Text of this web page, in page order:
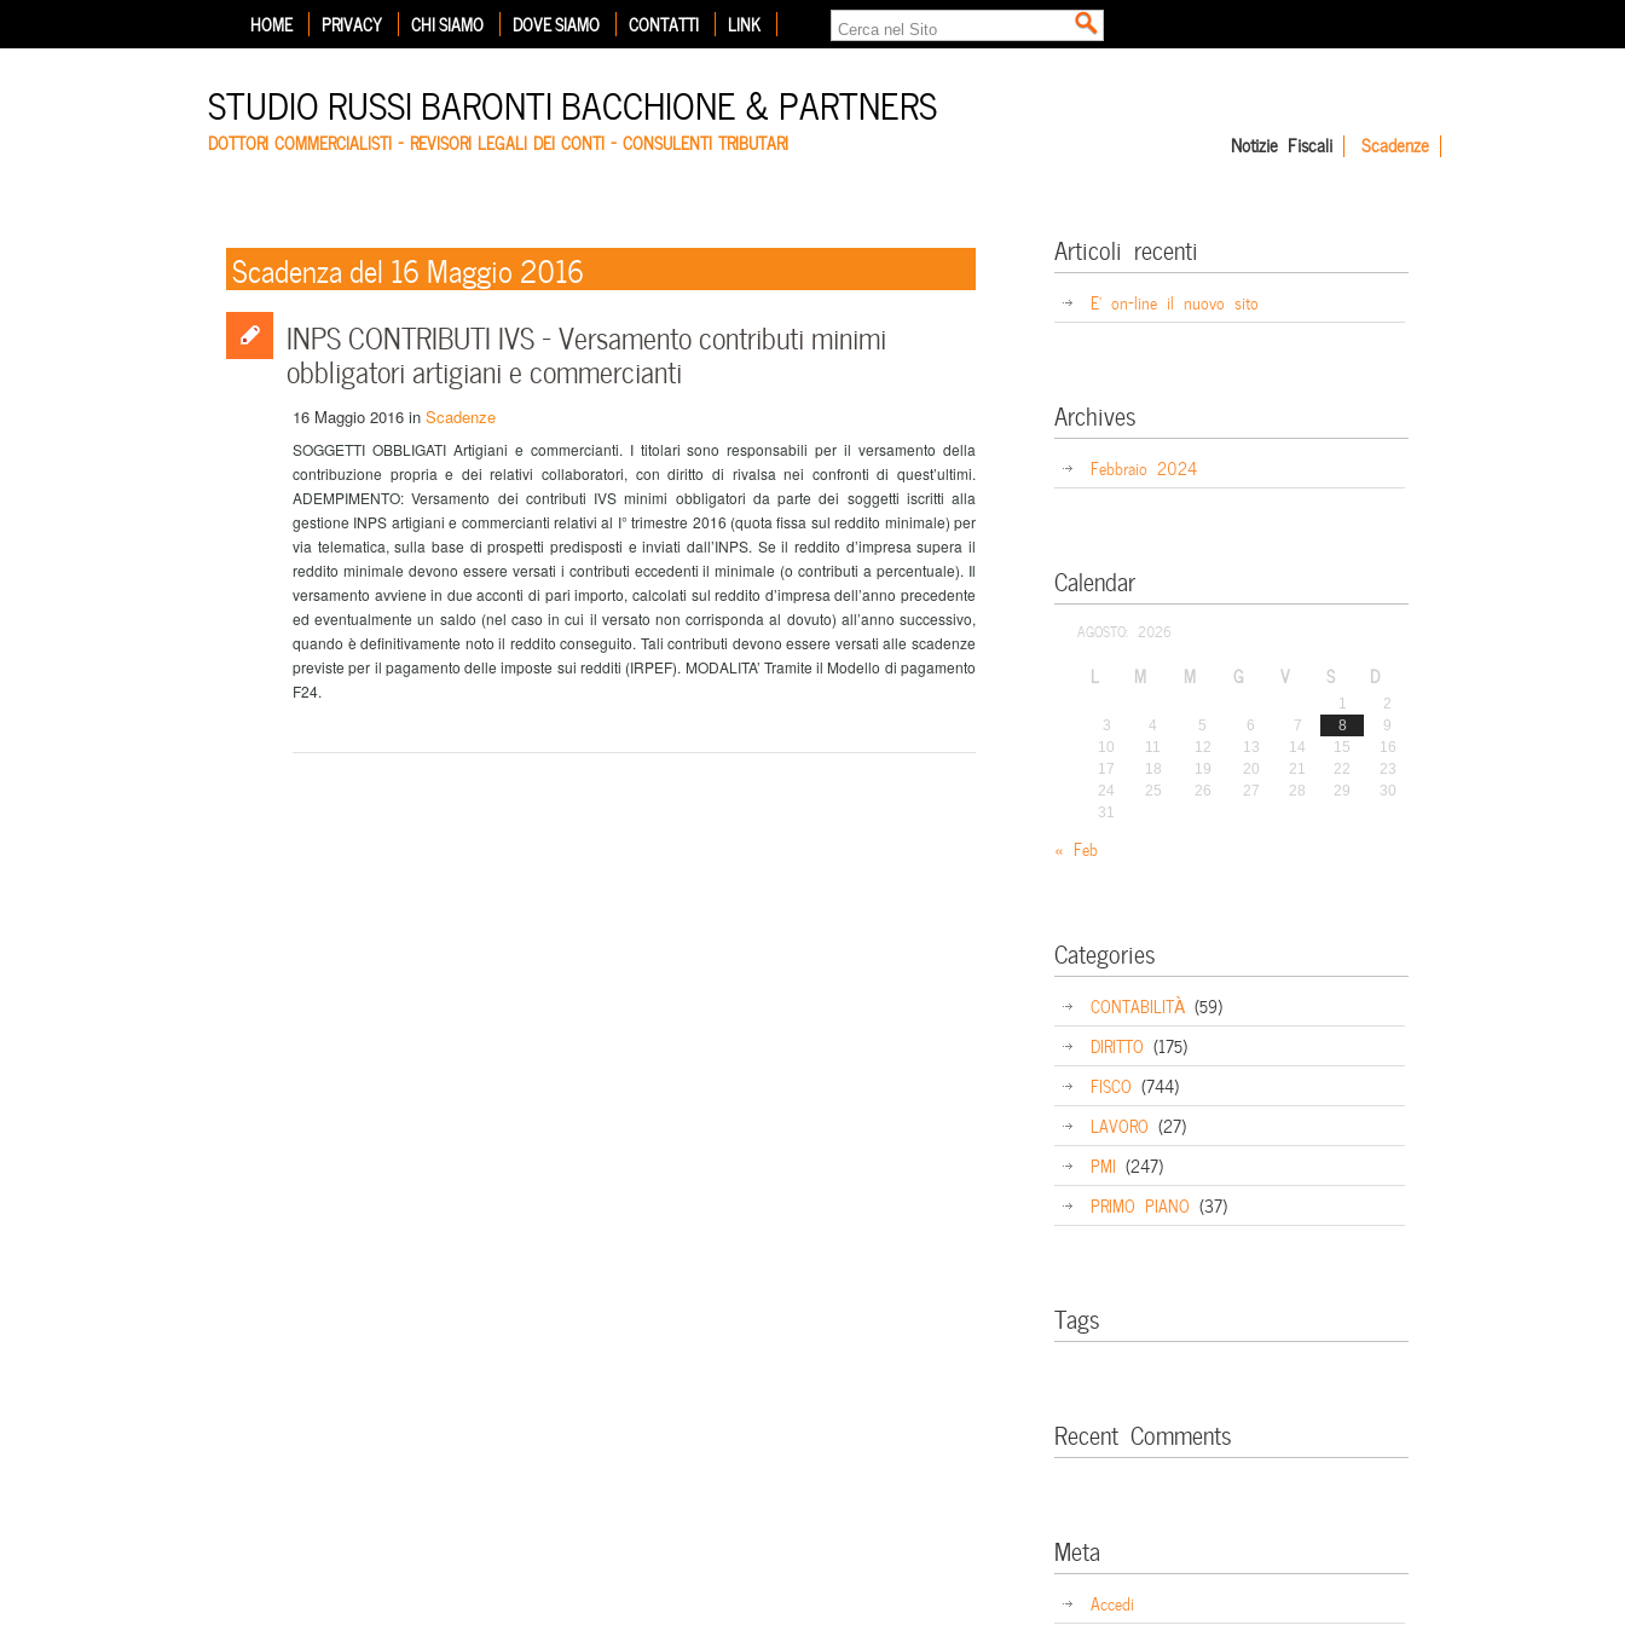
HOME PRIVACY CHI SIAMO DOVE SIAMO CONTATTI LINK
STUDIO RUSSI BARONTI BACCHIONE & PARTNERS
DOTTORI COMMERCIALISTI – REVISORI LEGALI DEI CONTI – CONSULENTI TRIBUTARI Notizie Fiscali Scadenze
Scadenza del 16 Maggio 2016
INPS CONTRIBUTI IVS – Versamento contributi minimi
obbligatori artigiani e commercianti
16 Maggio 2016 in Scadenze
SOGGETTI OBBLIGATI Artigiani e commercianti. I titolari sono responsabili per il versamento della
contribuzione propria e dei relativi collaboratori, con diritto di rivalsa nei confronti di quest’ultimi.
ADEMPIMENTO: Versamento dei contributi IVS minimi obbligatori da parte dei soggetti iscritti alla
gestione INPS artigiani e commercianti relativi al I° trimestre 2016 (quota fissa sul reddito minimale) per
via telematica, sulla base di prospetti predisposti e inviati dall’INPS. Se il reddito d’impresa supera il
reddito minimale devono essere versati i contributi eccedenti il minimale (o contributi a percentuale). Il
versamento avviene in due acconti di pari importo, calcolati sul reddito d’impresa dell’anno precedente
ed eventualmente un saldo (nel caso in cui il versato non corrisponda al dovuto) all’anno successivo,
quando è definitivamente noto il reddito conseguito. Tali contributi devono essere versati alle scadenze
previste per il pagamento delle imposte sui redditi (IRPEF). MODALITA’ Tramite il Modello di pagamento
F24.
Articoli recenti
E’ on-line il nuovo sito
Archives
Febbraio 2024
Calendar
AGOSTO: 2026
L M M G V S D
1
2
3
4 5 6 7 8
9
10
11 12 13 14 15
16
17
18 19 20 21 22
23
24
25 26 27 28 29
30
31
« Feb
Categories
CONTABILITÀ (59)
DIRITTO (175)
FISCO (744)
LAVORO (27)
PMI (247)
PRIMO PIANO (37)
Tags
Recent Comments
Meta
Accedi